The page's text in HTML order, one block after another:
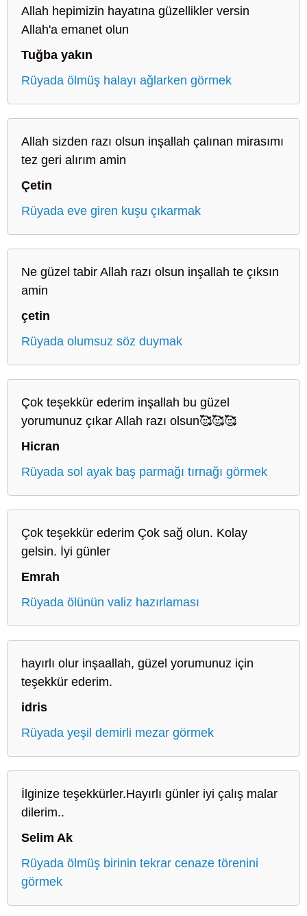
Allah hepimizin hayatına güzellikler versin
Allah'a emanet olun
Tuğba yakın
Rüyada ölmüş halayı ağlarken görmek
Allah sizden razı olsun inşallah çalınan mirasımı
tez geri alırım amin
Çetin
Rüyada eve giren kuşu çıkarmak
Ne güzel tabir Allah razı olsun inşallah te çıksın
amin
çetin
Rüyada olumsuz söz duymak
Çok teşekkür ederim inşallah bu güzel
yorumunuz çıkar Allah razı olsun🥰🥰🥰
Hicran
Rüyada sol ayak baş parmağı tırnağı görmek
Çok teşekkür ederim Çok sağ olun. Kolay
gelsin. İyi günler
Emrah
Rüyada ölünün valiz hazırlaması
hayırlı olur inşaallah, güzel yorumunuz için
teşekkür ederim.
idris
Rüyada yeşil demirli mezar görmek
İlginize teşekkürler.Hayırlı günler iyi çalış malar
dilerim..
Selim Ak
Rüyada ölmüş birinin tekrar cenaze törenini
görmek